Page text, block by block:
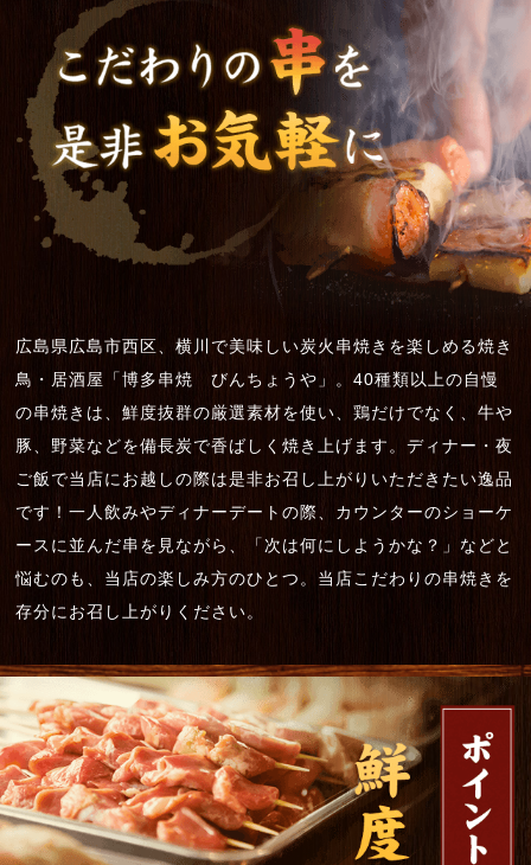
広島県広島市西区、横川で美味しい炭火串焼きを楽しめる焼き
鳥・居酒屋「博多串焼 びんちょうや」。40種類以上の自慢
の串焼きは、鮮度抜群の厳選素材を使い、鶏だけでなく、牛や
豚、野菜などを備長炭で香ばしく焼き上げます。ディナー・夜
ご飯で当店にお越しの際は是非お召し上がりいただきたい逸品
です！一人飲みやディナーデートの際、カウンターのショーケ
ースに並んだ串を見ながら、「次は何にしようかな？」などと
悩むのも、当店の楽しみ方のひとつ。当店こだわりの串焼きを
存分にお召し上がりください。